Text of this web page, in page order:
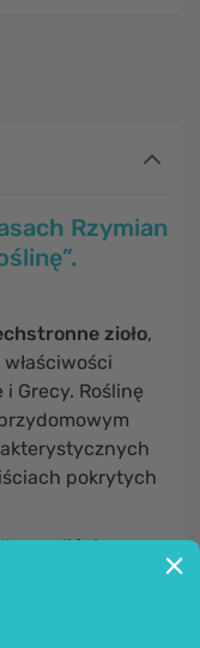
Rzymian
zioło,
Grecy. Roślinę
pokrytych
sąliście, z